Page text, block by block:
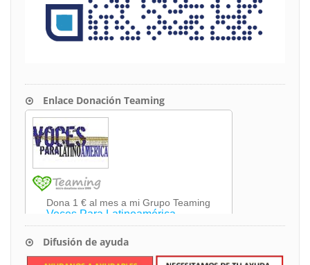
Enlace Donación Teaming
Difusión de ayuda